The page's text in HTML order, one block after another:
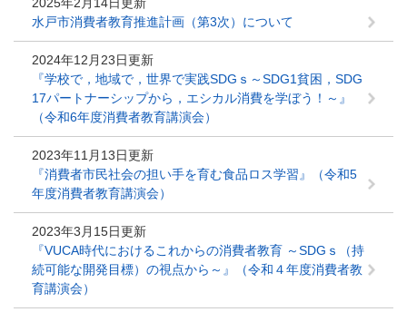
水戸市消費者教育推進計画（第3次）について
2024年12月23日更新
『学校で，地域で，世界で実践SDGｓ～SDG1貧困，SDG
17パートナーシップから，エシカル消費を学ぼう！～』
（令和6年度消費者教育講演会）
2023年11月13日更新
『消費者市民社会の担い手を育む食品ロス学習』（令和5
年度消費者教育講演会）
2023年3月15日更新
『VUCA時代におけるこれからの消費者教育 ～SDGｓ（持
続可能な開発目標）の視点から～』（令和４年度消費者教
育講演会）